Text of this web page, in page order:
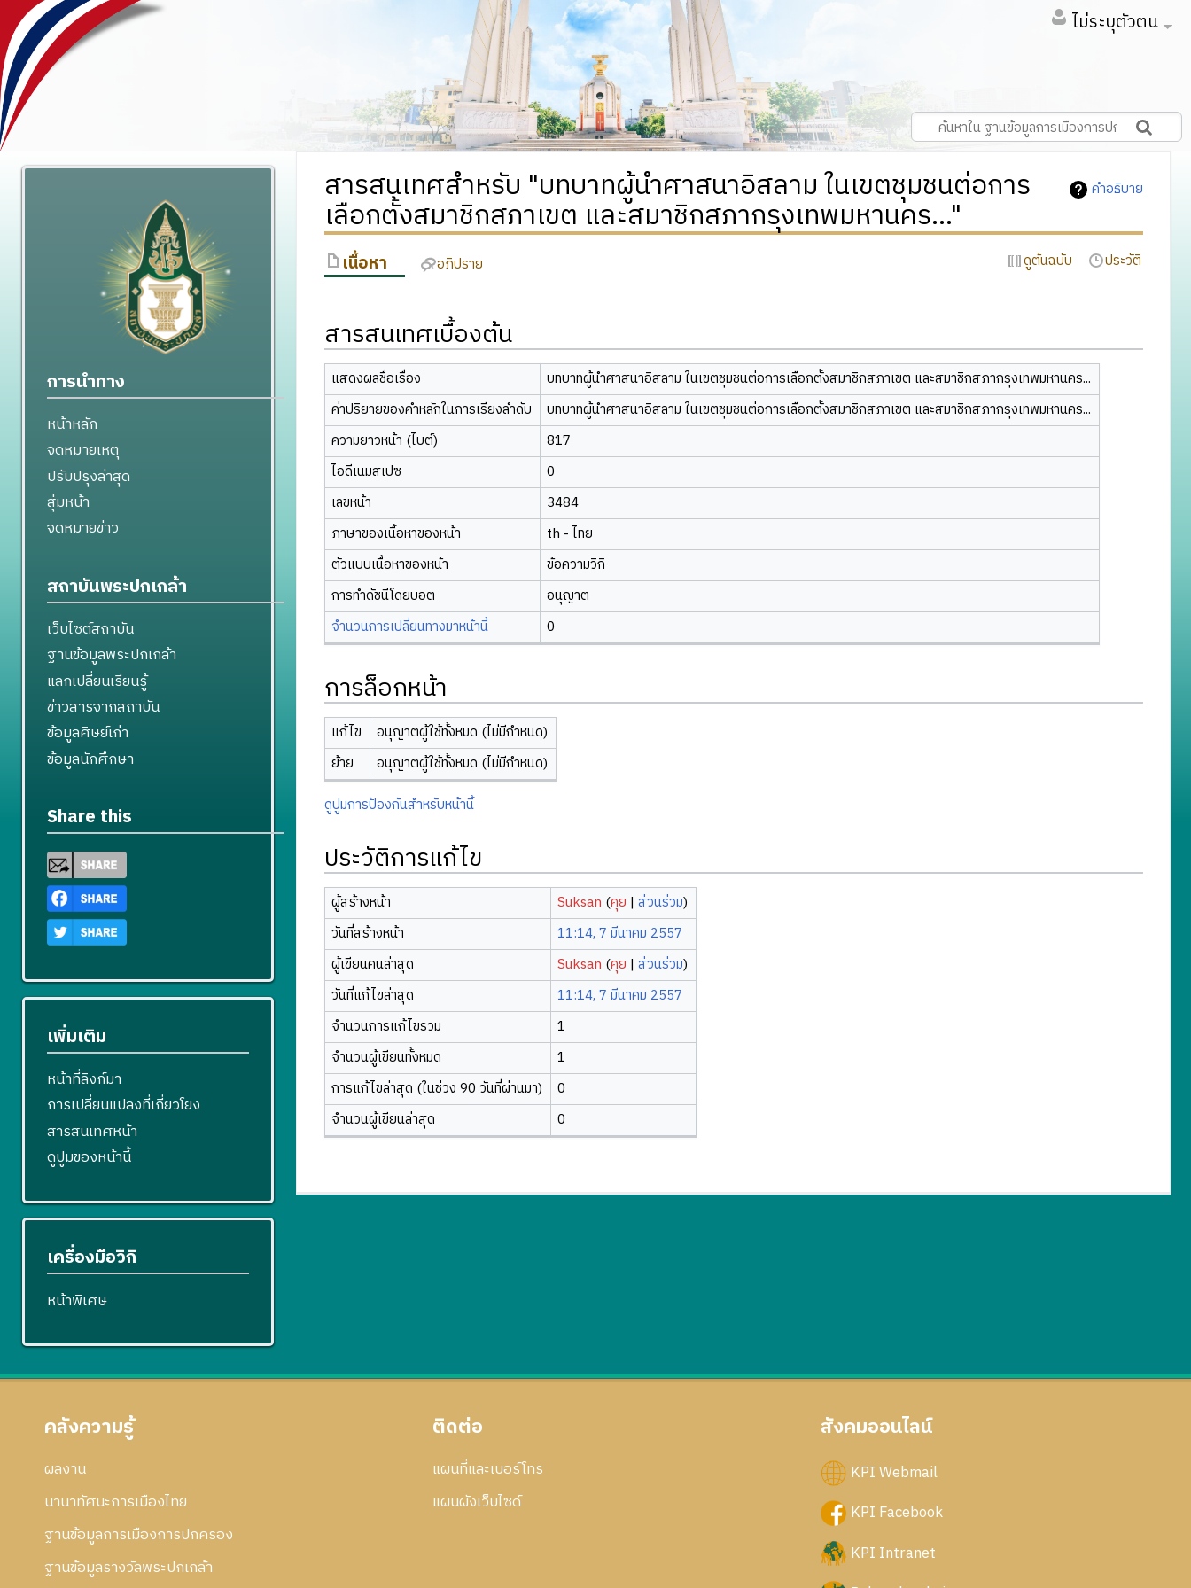
ไม่ระบุตัวตน
คำอธิบาย
สารสนเทศสำหรับ "บทบาทผู้นำศาสนาอิสลาม ในเขตชุมชนต่อการ
เลือกตั้งสมาชิกสภาเขต และสมาชิกสภากรุงเทพมหานคร..."
เนื้อหา อภิปราย ดูต้นฉบับ ประวัติ
สารสนเทศเบื้องต้น
แสดงผลชื่อเรื่อง
บทบาทผู้นำศาสนาอิสลาม ในเขตชุมชนต่อการเลือกตั้งสมาชิกสภาเขต และสมาชิกสภากรุงเทพมหานคร...
ค่าปริยายของคำหลักในการเรียงลำดับ
บทบาทผู้นำศาสนาอิสลาม ในเขตชุมชนต่อการเลือกตั้งสมาชิกสภาเขต และสมาชิกสภากรุงเทพมหานคร...
ความยาวหน้า (ไบต์)
817
ไอดีเนมสเปซ
0
เลขหน้า
3484
ภาษาของเนื้อหาของหน้า
th - ไทย
ตัวแบบเนื้อหาของหน้า
ข้อความวิกิ
การทำดัชนีโดยบอต
อนุญาต
จำนวนการเปลี่ยนทางมาหน้านี้
0
การล็อกหน้า
แก้ไข
อนุญาตผู้ใช้ทั้งหมด (ไม่มีกำหนด)
ย้าย
อนุญาตผู้ใช้ทั้งหมด (ไม่มีกำหนด)
ดูปูมการป้องกันสำหรับหน้านี้
ประวัติการแก้ไข
ผู้สร้างหน้า Suksan (คุย |ส่วนร่วม)
วันที่สร้างหน้า
11:14, 7 มีนาคม 2557
ผู้เขียนคนล่าสุด
Suksan (คุย |ส่วนร่วม)
วันที่แก้ไขล่าสุด
11:14, 7 มีนาคม 2557
จำนวนการแก้ไขรวม
1
จำนวนผู้เขียนทั้งหมด
1
การแก้ไขล่าสุด (ในช่วง 90 วันที่ผ่านมา)
0
จำนวนผู้เขียนล่าสุด
0
การนำทาง
หน้าหลัก
จดหมายเหตุ
ปรับปรุงล่าสุด
สุ่มหน้า
จดหมายข่าว
สถาบันพระปกเกล้า
เว็บไซต์สถาบัน
ฐานข้อมูลพระปกเกล้า
แลกเปลี่ยนเรียนรู้
ข่าวสารจากสถาบัน
ข้อมูลศิษย์เก่า
ข้อมูลนักศึกษา
Share this
เพิ่มเติม
หน้าที่ลิงก์มา
การเปลี่ยนแปลงที่เกี่ยวโยง
สารสนเทศหน้า
ดูปูมของหน้านี้
เครื่องมือวิกิ
หน้าพิเศษ
คลังความรู้
ผลงาน
นานาทัศนะการเมืองไทย
ฐานข้อมูลการเมืองการปกครอง
ฐานข้อมูลรางวัลพระปกเกล้า
ติดต่อ
แผนที่และเบอร์โทร
แผนผังเว็บไซด์
สังคมออนไลน์
KPI Webmail
KPI Facebook
KPI Intranet